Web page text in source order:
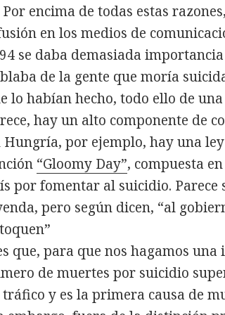
Por encima de todas estas
en los medios de
se daba demasiada
de la gente que moría
lo habían hecho, todo ello de
hay un alto componente de
Hungría, por ejemplo, hay una
“Gloomy Day”, compuesta
por fomentar al suicidio. Parece
pero según dicen, “al
que, para que nos hagamos
de muertes por suicidio
tráfico y es la primera causa de